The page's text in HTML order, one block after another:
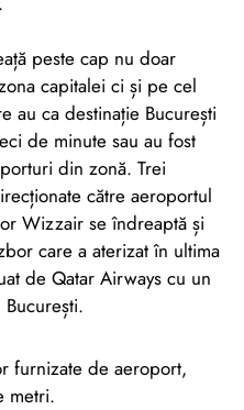
peste cap nu doar
capitalei ci și pe cel
au ca destinație București
de minute sau au fost
din zonă. Trei
către aeroportul
Wizzair se îndreaptă și
care a aterizat în ultima
de Qatar Airways cu un
furnizate de aeroport,
metri.